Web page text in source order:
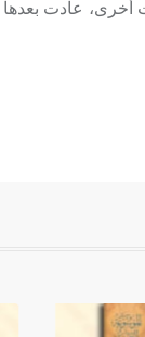
عادت بعدها